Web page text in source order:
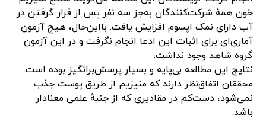
خون همهٔ شرکت‌کنندگان به‌جز سه نفر پس از قرار گرفتن در
آب دارای نمک اپسوم افزایش یافت. بااین‌حال، هیچ آزمون
آماری‌ای برای اثبات این ادعا انجام نگرفت و در این آزمون
گروه شاهد وجود نداشت.
نتایج این مطالعه بی‌پایه و بسیار پرسش‌برانگیز بوده است.
محققان اتفاق‌نظر دارند که منیزیم از طریق پوست جذب
نمی‌شود، دست‌کم در مقادیری که از جنبهٔ علمی معنادار
باشد.